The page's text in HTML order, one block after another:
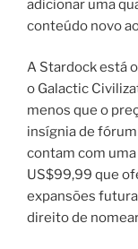
adicionar uma
conteúdo novo
A Stardock está
o Galactic
menos que o
insígnia de
contam com
US$99,99 que
expansões
direito de